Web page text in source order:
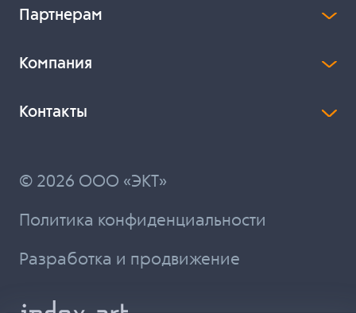
Партнерам
Компания
Контакты
© 2026 ООО «ЭКТ»
Политика конфиденциальности
Разработка и продвижение